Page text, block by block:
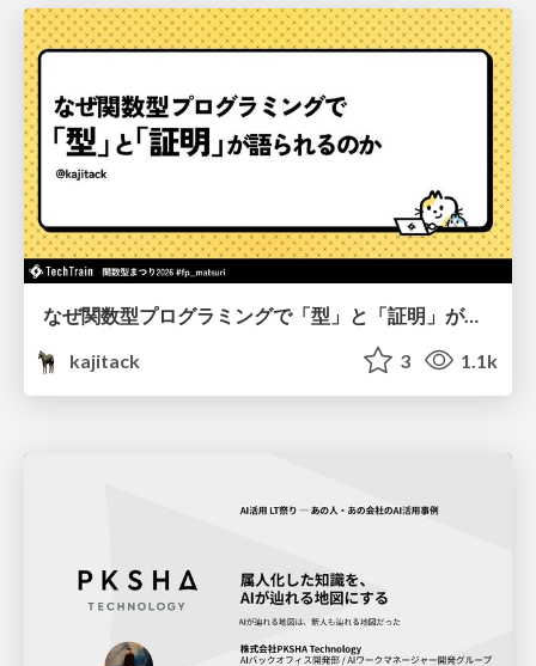
なぜ関数型プログラミングで「型」と「証明」が語られるのか #fp_matsuri
kajitack
3 1.1k